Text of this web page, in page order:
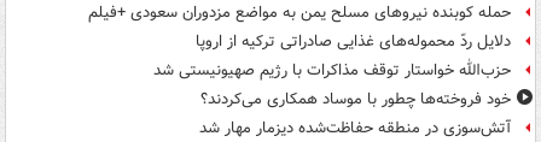
حمله کوبنده نیروهای مسلح یمن به مواضع مزدوران سعودی +فیلم
دلایل ردّ محموله‌های غذایی صادراتی ترکیه از اروپا
حزب‌الله خواستار توقف مذاکرات با رژیم صهیونیستی شد
خود فروخته‌ها چطور با موساد همکاری می‌کردند؟
آتش‌سوزی در منطقه حفاظت‌شده دیزمار مهار شد